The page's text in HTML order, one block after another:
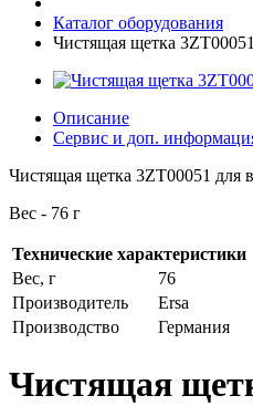
Каталог оборудования
Чистящая щетка 3ZT00051
Описание
Сервис и доп.
Чистящая щетка 3ZT00051 для
Вес - 76 г
Технические характеристики
Вес, г
76
Производитель
Ersa
Производство
Германия
Чистящая